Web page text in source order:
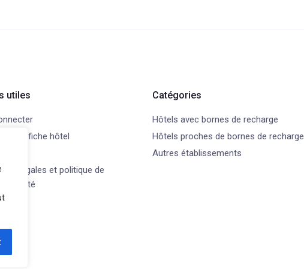
utiles
une fiche hôtel
légales et politique de
Catégories
Hôtels avec bornes de recharge
Hôtels proches de bornes de recharge
Autres établissements